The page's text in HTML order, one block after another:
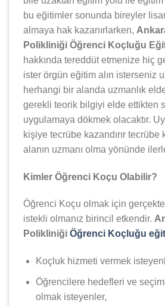
bu eğitimler sonunda bireyler
almaya hak kazanırlarken,
Polikliniği Öğrenci Koçluğu
hakkında tereddüt etmenize hiç
ister örgün eğitim alın isterseniz
herhangi bir alanda uzmanlık
gerekli teorik bilgiyi elde ettikten
uygulamaya dökmek olacaktır.
kişiye tecrübe kazandırır tecrübe
alanın uzmanı olma yönünde
Kimler Öğrenci Koçu Olabilir?
Öğrenci Koçu olmak için
istekli olmanız birincil etkendir.
Polikliniği Öğrenci Koçluğu
Koçluk hizmeti vermek
Öğrencilere hedefleri ve
olmak isteyenler,